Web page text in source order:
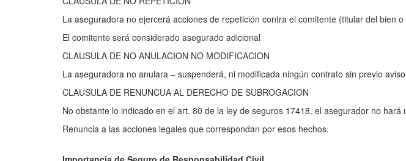
La aseguradora no ejercerá acciones de repetición contra el comitente (titular del bien
El comitente será considerado asegurado adicional
CLAUSULA DE NO ANULACION NO MODIFICACION
La aseguradora no anulara – suspenderá, ni modificada ningún contrato sin previo
CLAUSULA DE RENUNCUA AL DERECHO DE SUBROGACION
No obstante lo indicado en el art. 80 de la ley de seguros 17418. el asegurador no
Renuncia a las acciones legales que correspondan por esos hechos.